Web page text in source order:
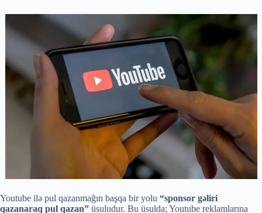
Youtube ilə pul qazanmağın başqa bir yolu “sponsor gəliri
qazanaraq pul qazan” üsuludur. Bu üsulda; Youtube reklamlarına